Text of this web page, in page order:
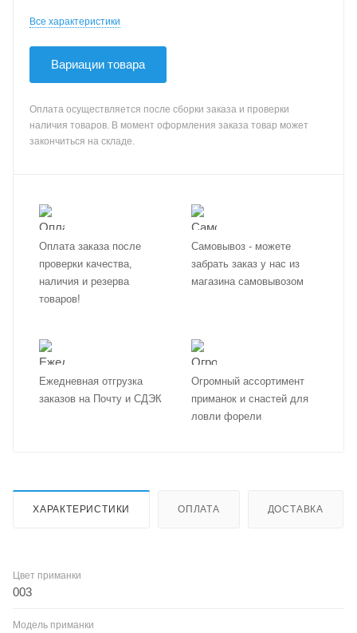
Все характеристики
Вариации товара
Оплата осуществляется после сборки заказа и проверки
наличия товаров. В момент оформления заказа товар может
закончиться на складе.
Оплата заказа после
проверки качества,
наличия и резерва
товаров!
Самовывоз - можете
забрать заказ у нас из
магазина самовывозом
Ежедневная отгрузка
заказов на Почту и СДЭК
Огромный ассортимент
приманок и снастей для
ловли форели
ХАРАКТЕРИСТИКИ ОПЛАТА ДОСТАВКА
Цвет приманки
003
Модель приманки